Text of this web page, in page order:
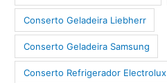
Conserto Geladeira Liebherr
Conserto Geladeira Samsung
Conserto Refrigerador Electrolux